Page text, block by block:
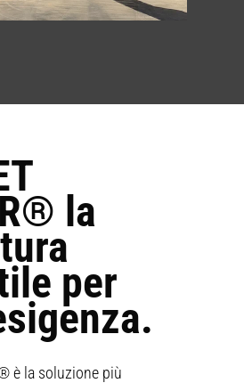
la
per
è la soluzione più